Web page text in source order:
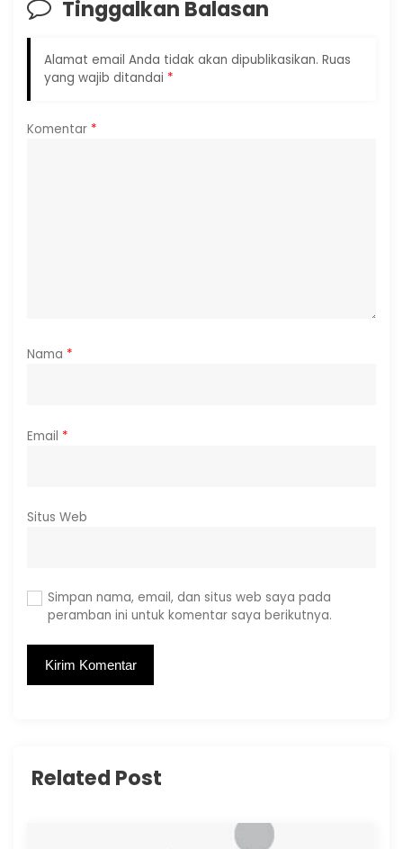
Tinggalkan Balasan
Alamat email Anda tidak akan dipublikasikan. Ruas
yang wajib ditandai *
Komentar *
Nama *
Email *
Situs Web
Simpan nama, email, dan situs web saya pada
peramban ini untuk komentar saya berikutnya.
Related Post